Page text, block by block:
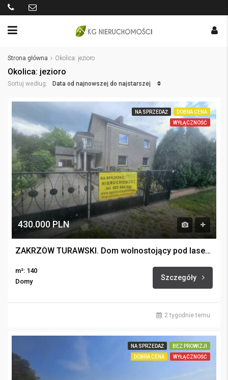
Strona główna Okolica: jezioro
Okolica: jezioro
Sortuj według: Data od najnowszej do najstarszej
NA SPRZEDAŻ
DOBRA CENA
WYŁĄCZNOŚĆ
430.000 PLN
ZAKRZÓW TURAWSKI. Dom wolnostojący pod lasem.
m²: 140
Domy
Szczegóły
2 tygodnie temu
NA SPRZEDAŻ
BEZ PROWIZJI
DOBRA CENA
WYŁĄCZNOŚĆ